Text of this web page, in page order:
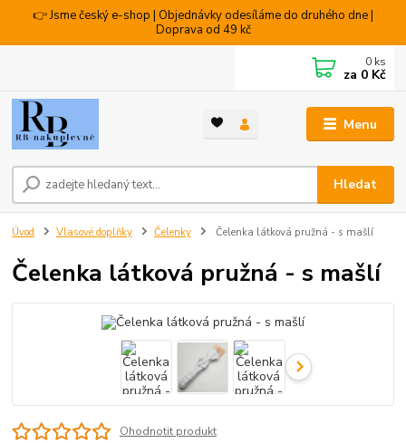
👉 Jsme český e-shop | Objednávky odesíláme do druhého dne |
Doprava od 49 kč
Menu
Hledat
0 ks
za 0 Kč
Úvod Vlasové doplňky Čelenky Čelenka látková pružná - s mašlí
Čelenka látková pružná - s mašlí
Ohodnotit produkt